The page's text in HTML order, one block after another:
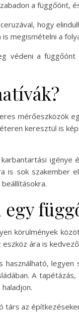
a függőónt,
hogy
megismételni a
védeni a
mérőeszközök
keresztül is
sok szakember
körülmények
ára is
A
az